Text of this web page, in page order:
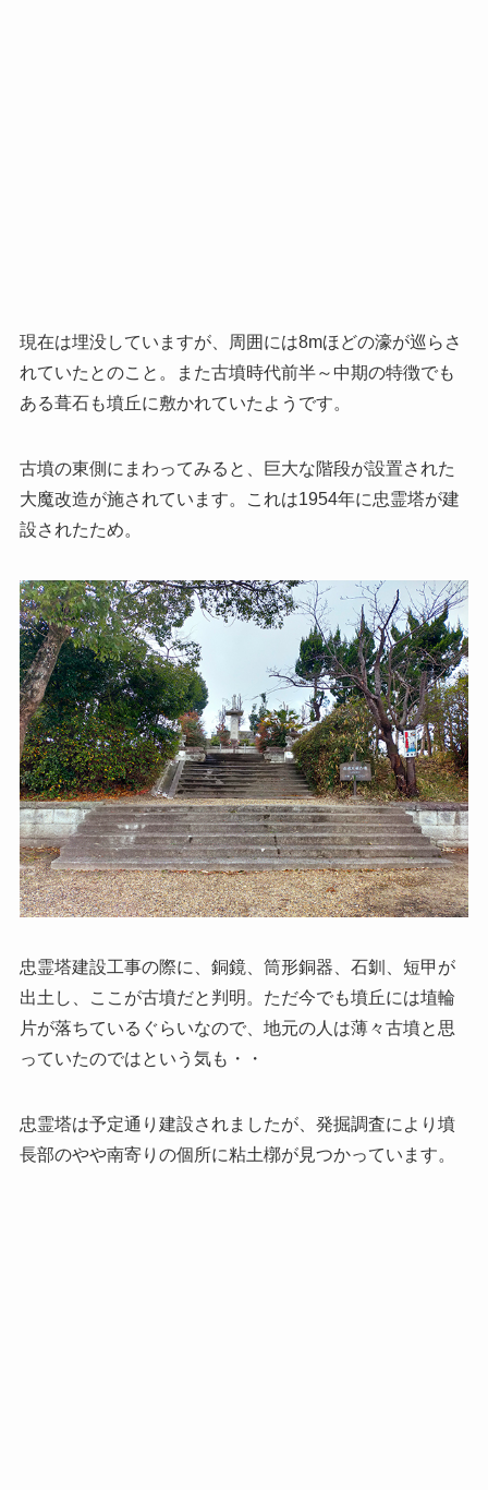
現在は埋没していますが、周囲には8mほどの濠が巡らさ
れていたとのこと。また古墳時代前半～中期の特徴でも
ある葺石も墳丘に敷かれていたようです。
古墳の東側にまわってみると、巨大な階段が設置された
大魔改造が施されています。これは1954年に忠霊塔が建
設されたため。
忠霊塔建設工事の際に、銅鏡、筒形銅器、石釧、短甲が
出土し、ここが古墳だと判明。ただ今でも墳丘には埴輪
片が落ちているぐらいなので、地元の人は薄々古墳と思
っていたのではという気も・・
忠霊塔は予定通り建設されましたが、発掘調査により墳
長部のやや南寄りの個所に粘土槨が見つかっています。